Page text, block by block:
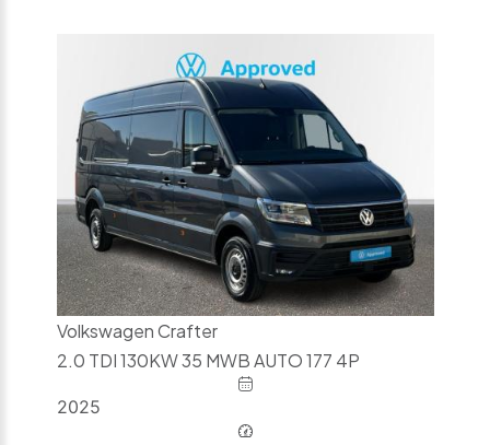
Volkswagen Crafter
2.0 TDI 130KW 35 MWB AUTO 177 4P
2025